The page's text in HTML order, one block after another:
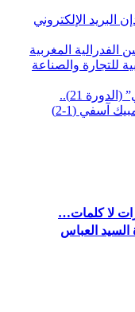
البريد الإلكتروني
الفدرالية المغربية
للتجارة والصناعة
البطولة الوطنية الاحترافية “إنوي” (الدورة 21)..
آسفي (1-2)
لا كلمات…
السيد العباس